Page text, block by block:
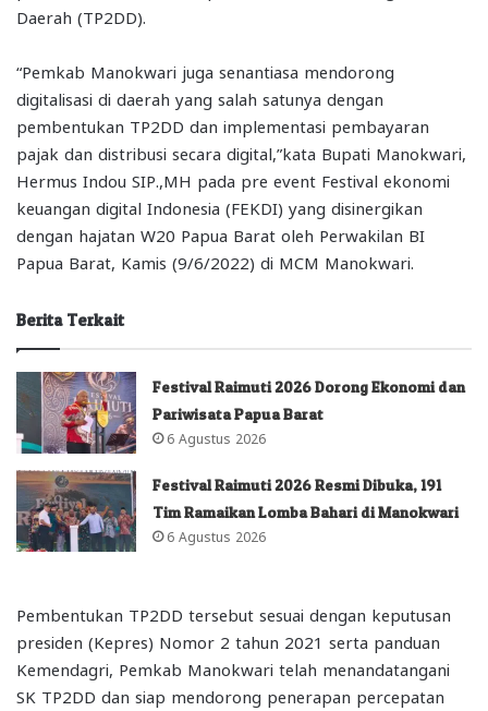
Daerah (TP2DD).
“Pemkab Manokwari juga senantiasa mendorong
digitalisasi di daerah yang salah satunya dengan
pembentukan TP2DD dan implementasi pembayaran
pajak dan distribusi secara digital,”kata Bupati Manokwari,
Hermus Indou SIP.,MH pada pre event Festival ekonomi
keuangan digital Indonesia (FEKDI) yang disinergikan
dengan hajatan W20 Papua Barat oleh Perwakilan BI
Papua Barat, Kamis (9/6/2022) di MCM Manokwari.
Berita Terkait
Festival Raimuti 2026 Dorong Ekonomi dan
Pariwisata Papua Barat
6 Agustus 2026
Festival Raimuti 2026 Resmi Dibuka, 191
Tim Ramaikan Lomba Bahari di Manokwari
6 Agustus 2026
Pembentukan TP2DD tersebut sesuai dengan keputusan
presiden (Kepres) Nomor 2 tahun 2021 serta panduan
Kemendagri, Pemkab Manokwari telah menandatangani
SK TP2DD dan siap mendorong penerapan percepatan